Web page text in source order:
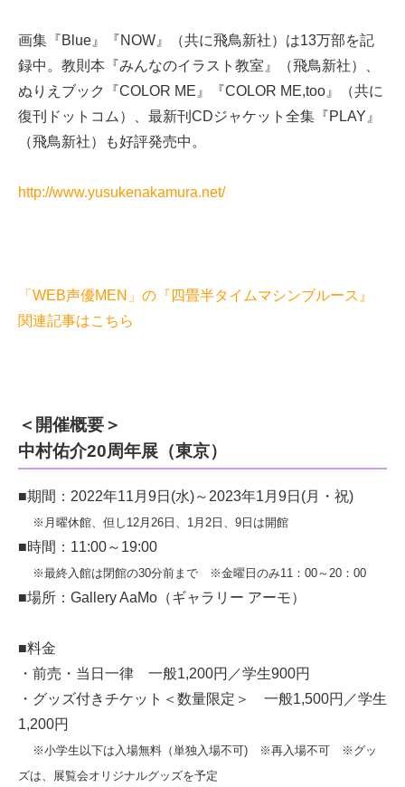
画集『Blue』『NOW』（共に飛鳥新社）は13万部を記
録中。教則本『みんなのイラスト教室』（飛鳥新社）、
ぬりえブック『COLOR ME』『COLOR ME,too』（共に
復刊ドットコム）、最新刊CDジャケット全集『PLAY』
（飛鳥新社）も好評発売中。
http://www.yusukenakamura.net/
「WEB声優MEN」の『四畳半タイムマシンブルース』
関連記事はこちら
＜開催概要＞
中村佑介20周年展（東京）
■期間：2022年11月9日(水)～2023年1月9日(月・祝)
※月曜休館、但し12月26日、1月2日、9日は開館
■時間：11:00～19:00
※最終入館は閉館の30分前まで ※金曜日のみ11：00～20：00
■場所：Gallery AaMo（ギャラリー アーモ）
■料金
・前売・当日一律 一般1,200円／学生900円
・グッズ付きチケット＜数量限定＞ 一般1,500円／学生
1,200円
※小学生以下は入場無料（単独入場不可) ※再入場不可 ※グッ
ズは、展覧会オリジナルグッズを予定